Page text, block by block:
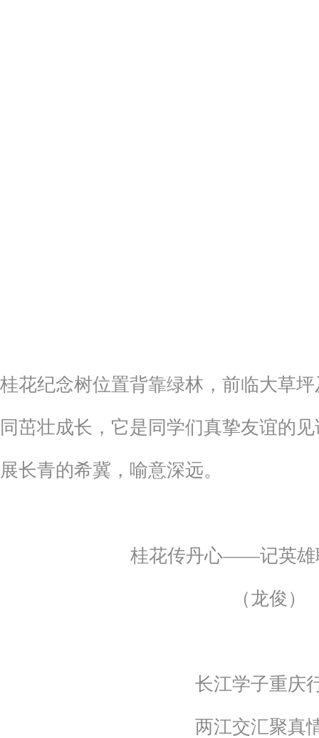
桂花纪念树位置背靠绿林，前临大草
同茁壮成长，它是同学们真挚友谊的
展长青的希冀，喻意深远。
桂花传丹心——记英雄
（龙俊）
长江学子重庆
两江交汇聚真